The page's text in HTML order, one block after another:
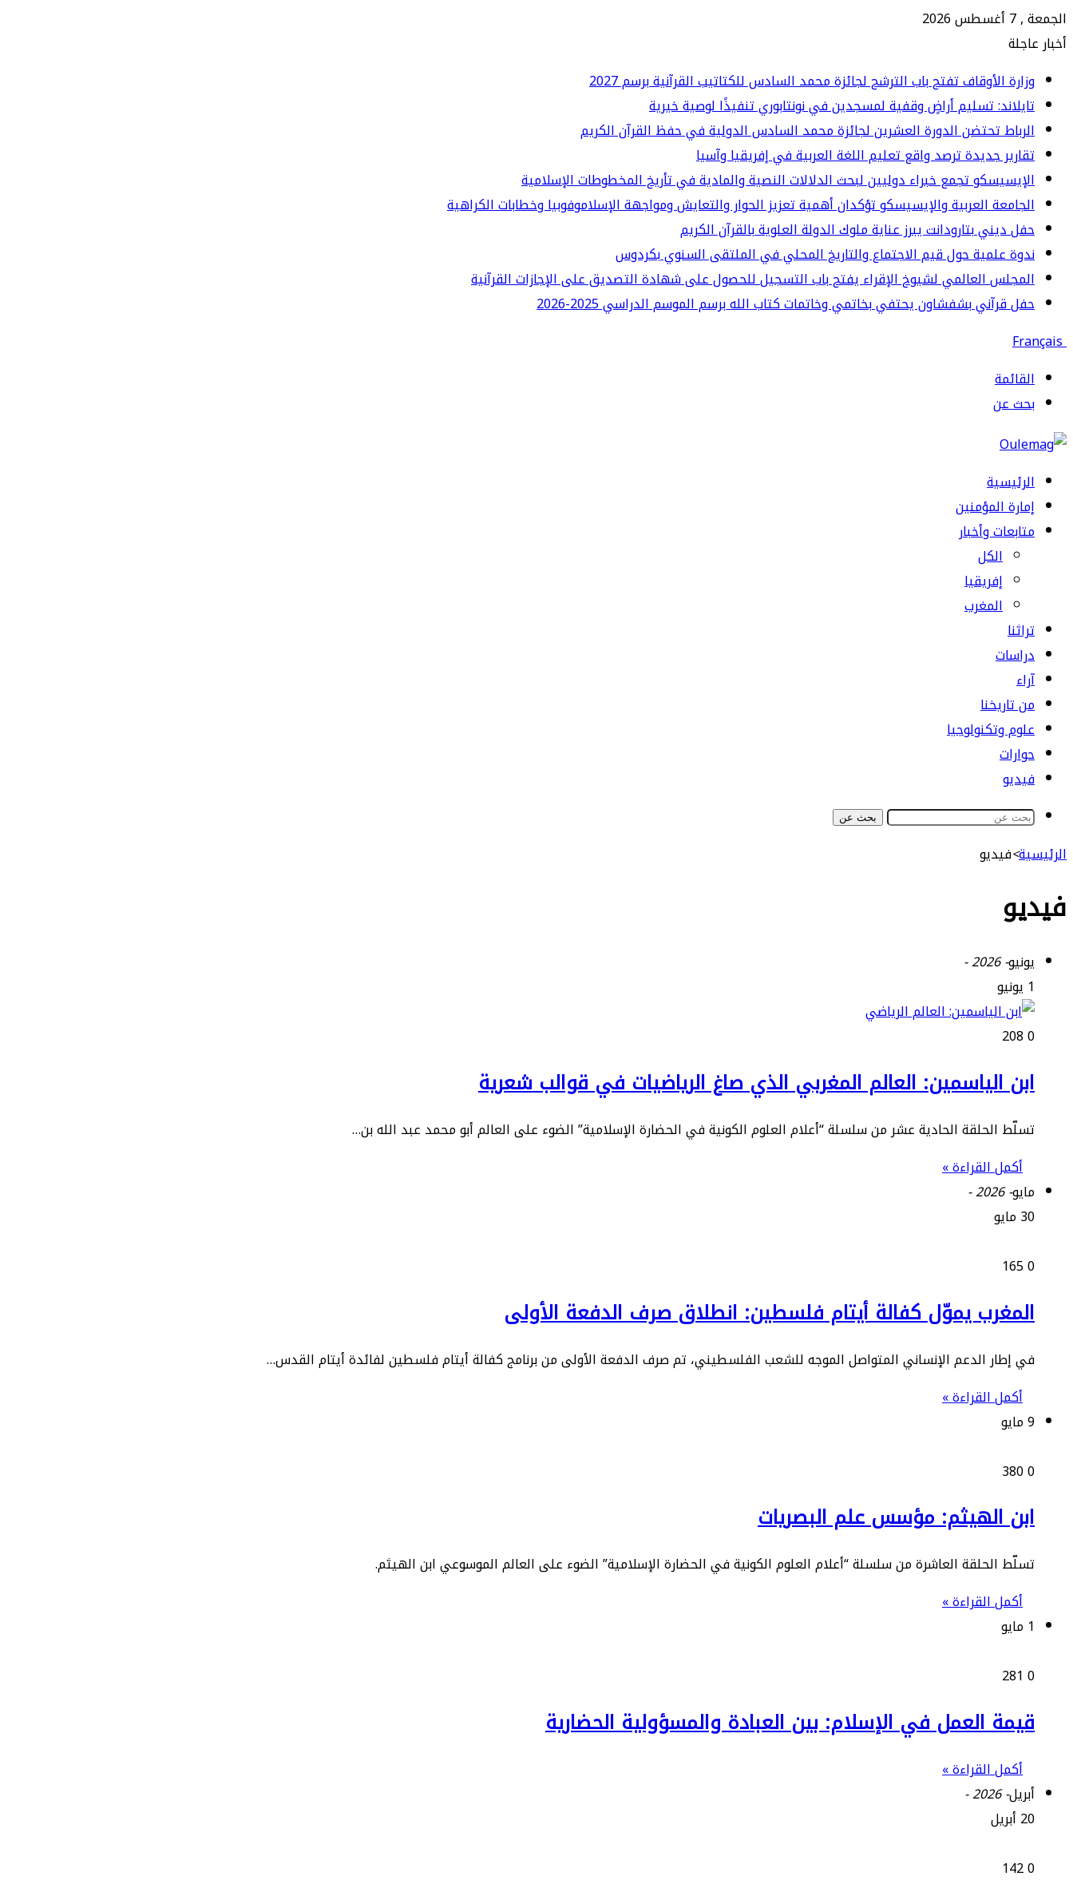
الجمعة , 7 أغسطس 2026
أخبار عاجلة
وزارة الأوقاف تفتح باب الترشح لجائزة محمد السادس للكتاتيب القرآنية برسم 2027
تايلاند: تسليم أراضٍ وقفية لمسجدين في نونتابوري تنفيذًا لوصية خيرية
الرباط تحتضن الدورة العشرين لجائزة محمد السادس الدولية في حفظ القرآن الكريم
تقارير جديدة ترصد واقع تعليم اللغة العربية في إفريقيا وآسيا
الإيسيسكو تجمع خبراء دوليين لبحث الدلالات النصية والمادية في تأريخ المخطوطات الإسلامية
الجامعة العربية والإيسيسكو تؤكدان أهمية تعزيز الحوار والتعايش ومواجهة الإسلاموفوبيا وخطابات الكراهية
حفل ديني بتارودانت يبرز عناية ملوك الدولة العلوية بالقرآن الكريم
ندوة علمية حول قيم الاجتماع والتاريخ المحلي في الملتقى السنوي بكردوس
المجلس العالمي لشيوخ الإقراء يفتح باب التسجيل للحصول على شهادة التصديق على الإجازات القرآنية
حفل قرآني بشفشاون يحتفي بخاتمي وخاتمات كتاب الله برسم الموسم الدراسي 2025-2026
Français
القائمة
بحث عن
الرئيسية
إمارة المؤمنين
متابعات وأخبار
الكل
إفريقيا
المغرب
تراثنا
دراسات
آراء
من تاريخنا
علوم وتكنولوجيا
حوارات
فيديو
بحث عن
الرئيسية>فيديو
فيديو
يونيو- 2026 -
1 يونيو
0
ابن الياسمين: العالم المغربي الذي صاغ الرياضيات في قوالب شعرية
تسلّط الحلقة الحادية عشر من سلسلة “أعلام العلوم الكونية في الحضارة الإسلامية” الضوء على العالم أبو محمد عبد الله بن…
أكمل القراءة »
مايو- 2026 -
30 مايو
0
المغرب يموّل كفالة أيتام فلسطين: انطلاق صرف الدفعة الأولى
في إطار الدعم الإنساني المتواصل الموجه للشعب الفلسطيني، تم صرف الدفعة الأولى من برنامج كفالة أيتام فلسطين لفائدة أيتام القدس…
أكمل القراءة »
9 مايو
0
ابن الهيثم: مؤسس علم البصريات
تسلّط الحلقة العاشرة من سلسلة “أعلام العلوم الكونية في الحضارة الإسلامية” الضوء على العالم الموسوعي ابن الهيثم.
أكمل القراءة »
1 مايو
0
قيمة العمل في الإسلام: بين العبادة والمسؤولية الحضارية
أكمل القراءة »
أبريل- 2026 -
20 أبريل
0